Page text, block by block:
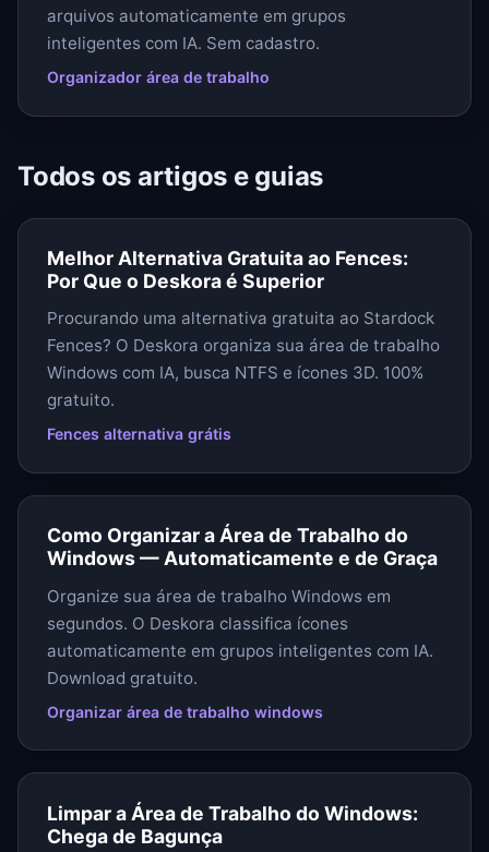
arquivos automaticamente em grupos
inteligentes com IA. Sem cadastro.
Organizador área de trabalho
Todos os artigos e guias
Melhor Alternativa Gratuita ao Fences:
Por Que o Deskora é Superior
Procurando uma alternativa gratuita ao Stardock
Fences? O Deskora organiza sua área de trabalho
Windows com IA, busca NTFS e ícones 3D. 100%
gratuito.
Fences alternativa grátis
Como Organizar a Área de Trabalho do
Windows — Automaticamente e de Graça
Organize sua área de trabalho Windows em
segundos. O Deskora classifica ícones
automaticamente em grupos inteligentes com IA.
Download gratuito.
Organizar área de trabalho windows
Limpar a Área de Trabalho do Windows:
Chega de Bagunça